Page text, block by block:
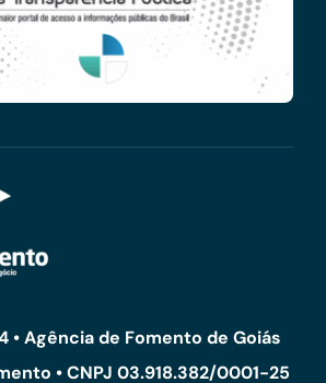
• Agência de Fomento de Goiás
• CNPJ 03.918.382/0001-25